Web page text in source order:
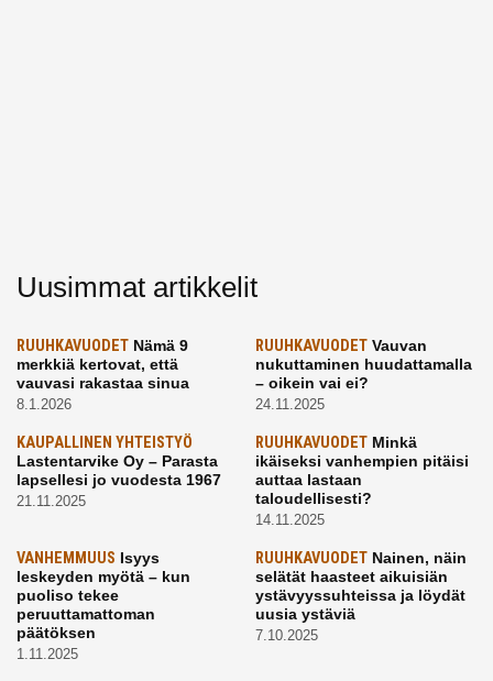
Uusimmat artikkelit
RUUHKAVUODET Nämä 9
merkkiä kertovat, että
vauvasi rakastaa sinua
8.1.2026
RUUHKAVUODETVauvan
nukuttaminen huudattamalla
– oikein vai ei?
24.11.2025
KAUPALLINEN YHTEISTYÖ
Lastentarvike Oy – Parasta
lapsellesi jo vuodesta 1967
21.11.2025
RUUHKAVUODETMinkä
ikäiseksi vanhempien pitäisi
auttaa lastaan
taloudellisesti?
14.11.2025
VANHEMMUUS Isyys
leskeyden myötä – kun
puoliso tekee
peruuttamattoman
päätöksen
1.11.2025
RUUHKAVUODETNainen, näin
selätät haasteet aikuisiän
ystävyyssuhteissa ja löydät
uusia ystäviä
7.10.2025